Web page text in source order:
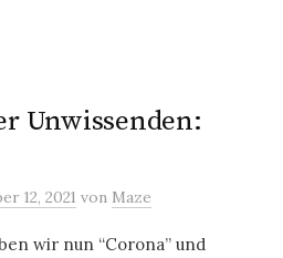
Unwissenden:
12, 2021 von Maze
wir nun “Corona” und